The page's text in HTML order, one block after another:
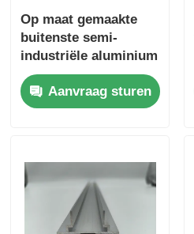
Industriële aluminium-
Accessoires voor
Gevelbekledingsprofielen
Op maat gemaakte
buitenste semi-
industriële aluminium
rol-up
raammaterialen
Aanvraag sturen